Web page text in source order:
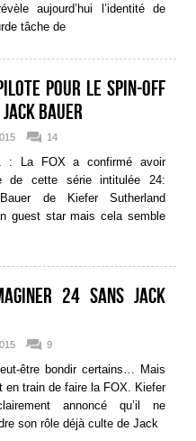
aujourd’hui l’identité de
tâche de
pour le spin-off
Bauer
14
: La FOX a confirmé avoir
de cette série intitulée 24:
de Kiefer Sutherland
guest star mais cela semble
24 sans Jack
9
être bondir certains… Mais
en train de faire la FOX. Kiefer
annoncé qu’il ne
son rôle déjà culte de Jack